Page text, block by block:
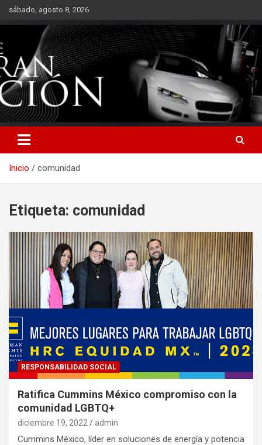
Saltarsábado, agosto 8, 2026
Inicio comunidad
Etiqueta: comunidad
RESPONSABILIDAD SOCIAL
Ratifica Cummins México compromiso con la
comunidad LGBTQ+
diciembre 19, 2022 admin
Cummins México, líder en soluciones de energía y potencia